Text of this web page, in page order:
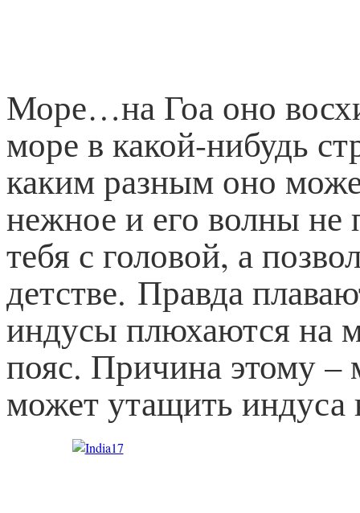
Море…на Гоа оно
море в какой-нибудь
каким разным оно
нежное и его волны не
тебя с головой, а
детстве. Правда
индусы плюхаются на
пояс. Причина этому –
может утащить индуса